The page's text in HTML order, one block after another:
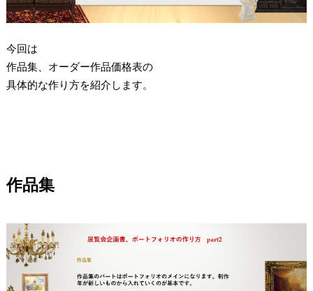
今回は
作品集、オーダー作品価格表の
具体的な作り方を紹介します。
作品集